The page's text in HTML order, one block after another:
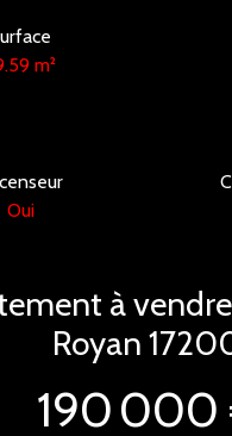
m²
Oui
à
Royan
190 000